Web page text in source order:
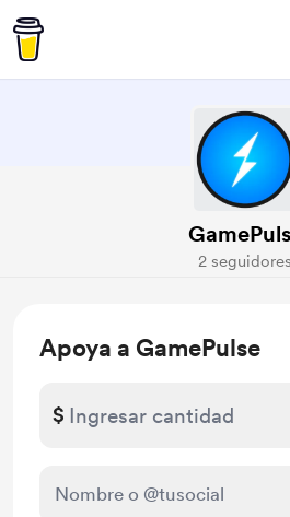
2 seguidores
Apoya a GamePulse
$